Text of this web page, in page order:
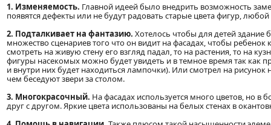
1. Изменяемость. Главной идеей было внедрить возможность
появятся дефекты или не будут радовать старые цвета фигур,
2. Подталкивает на фантазию. Хотелось чтобы для детей
множество сценариев того что он видит на фасадах, чтобы
смотреть на живую стену его взгляд падал, то на растения, то на
фигуры насекомых можно будет увидеть и в темное время так как
и внутри них будет находиться лампочки). Или смотрел на
чем беседуют звери за столом.
3. Многокрасочный. На фасадах используется много цветов, но
друг с другом. Яркие цвета использованы на белых стенах в